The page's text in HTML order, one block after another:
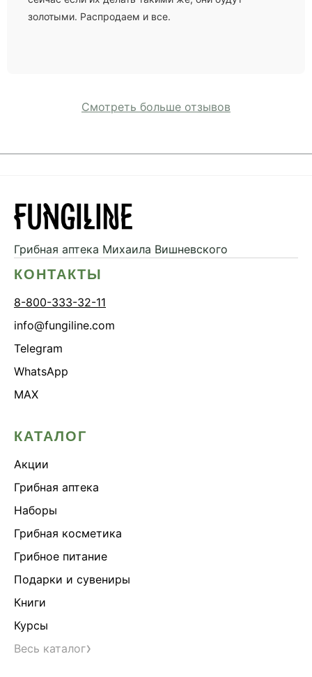
золотыми. Распродаем и все.
Смотреть больше отзывов
Грибная аптека Михаила Вишневского
КОНТАКТЫ
8-800-333-32-11
info@fungiline.com
Telegram
WhatsApp
MAX
КАТАЛОГ
Акции
Грибная аптека
Наборы
Грибная косметика
Грибное питание
Подарки и сувениры
Книги
Курсы
Весь каталог›